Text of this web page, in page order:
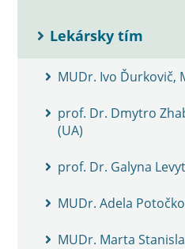
Lekársky tím
MUDr. Ivo Ďurkovič,
prof. Dr. Dmytro
(UA)
prof. Dr. Galyna
MUDr. Adela
MUDr. Marta